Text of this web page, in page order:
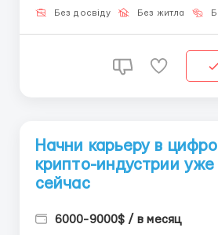
потенциалом роста. Всё больше
Без досвіду Без житла
Начни карьеру в
крипто-индустрии уже
сейчас
6000-9000$ / в месяц